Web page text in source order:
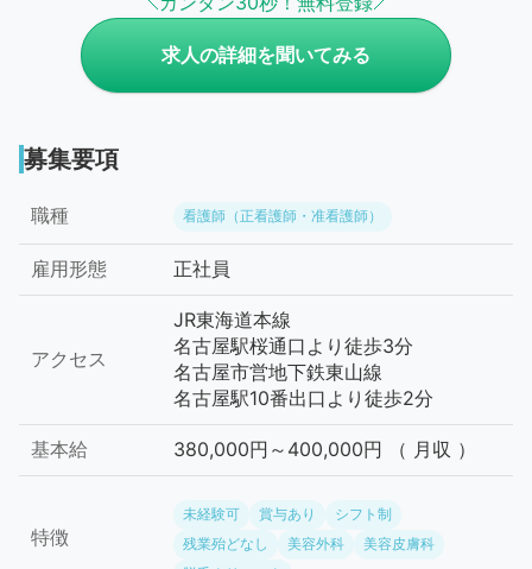
求人の詳細を聞いてみる
募集要項
職種 看護師（正看護師・准看護師）
雇用形態 正社員
アクセス
JR東海道本線
名古屋駅桜通口より徒歩3分
名古屋市営地下鉄東山線
名古屋駅10番出口より徒歩2分
基本給 380,000円～400,000円 （ 月収 ）
特徴
未経験可 賞与あり
シフト制
残業殆どなし
美容外科
美容皮膚科